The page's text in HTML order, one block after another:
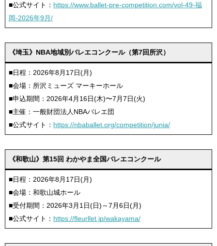
■公式サイト： https://www.ballet-pre-competition.com/vol-49-福
岡-2026年9月/
《埼玉》NBA地域別バレエコンクール（第7回所沢）
■日程：2026年8月17日(月)
■会場：所沢ミューズ マーキーホール
■申込期間：2026年4月16日(木)〜7月7日(火)
■主催：一般財団法人NBAバレエ団
■公式サイト： https://nbaballet.org/competition/junia/
《和歌山》第15回 わかやま全国バレエコンクール
■日程：2026年8月17日(月)
■会場：和歌山城ホール
■受付期間：2026年3月1日(日)～7月6日(月)
■公式サイト： https://fleurllet.jp/wakayama/